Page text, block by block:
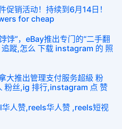
促销活动！持续到6月14日！
for cheap
饽”，eBay推出专门的“二手翻
蹤,怎么 下载 instagram 的 照
大推出管理支付服务超級 粉
粉丝,ig 排行,instagram 点 赞
人赞,reels华人赞 ,reels短视